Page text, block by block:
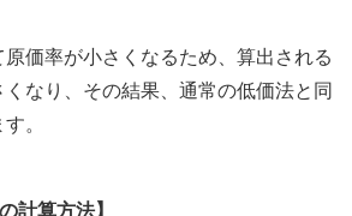
価率が小さくなるため、算出される
なり、その結果、通常の低価法と同
。
計算方法】